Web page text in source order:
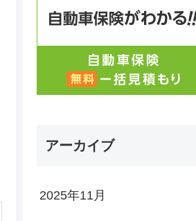
アーカイブ
2025年11月